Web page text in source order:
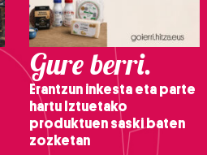
Gure berri.
Erantzun inkesta eta parte
hartu Iztuetako
produktuen saski baten
zozketan